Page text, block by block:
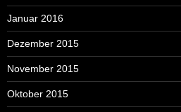
Januar 2016
Dezember 2015
November 2015
Oktober 2015